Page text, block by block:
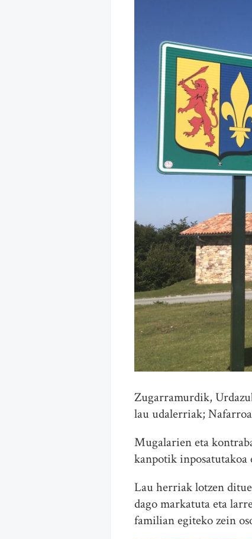
Zugarramurdik,
lau udalerriak;
Mugalarien eta
kanpotik inposatutakoa
Lau herriak lotzen
dago markatuta eta
familian egiteko zein